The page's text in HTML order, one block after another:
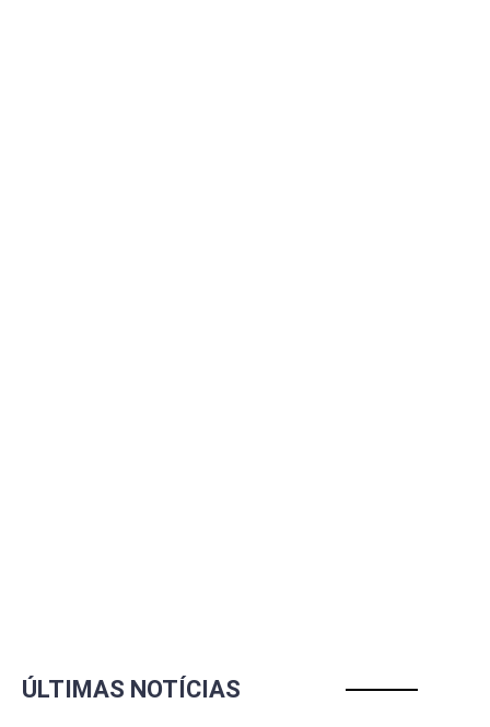
ÚLTIMAS NOTÍCIAS